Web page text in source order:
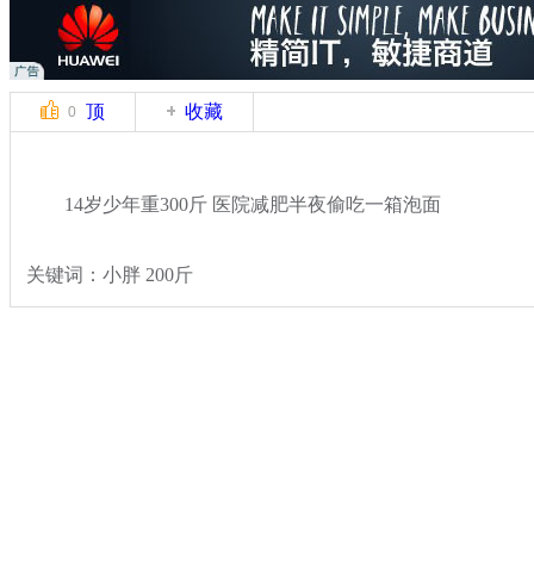
0 顶 收藏
14岁少年重300斤 医院减肥半夜偷吃一箱泡面
关键词：小胖 200斤